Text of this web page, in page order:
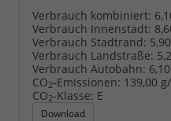
Verbrauch kombiniert:
Verbrauch Innenstadt:
Verbrauch Stadtrand:
Verbrauch Landstraße:
Verbrauch Autobahn:
CO2-Emissionen: 139,00
CO2-Klasse: E
Download